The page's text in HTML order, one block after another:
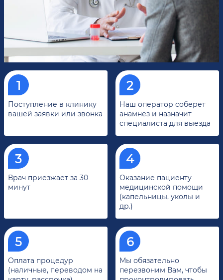
Поступление в клинику
вашей заявки или звонка
Наш оператор соберет
анамнез и назначит
специалиста для выезда
Врач приезжает за 30
минут
Оказание пациенту
медицинской помощи
(капельницы, уколы и
др.)
Оплата процедур
(наличные, переводом на
Мы обязательно
перезвоним Вам, чтобы